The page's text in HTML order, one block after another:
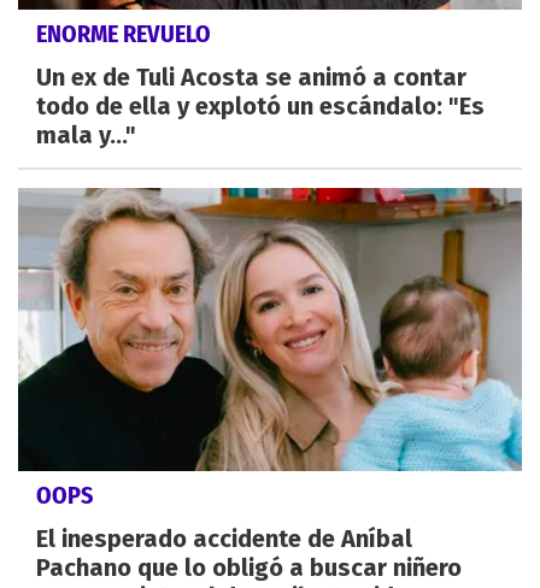
ENORME REVUELO
Un ex de Tuli Acosta se animó a contar
todo de ella y explotó un escándalo: "Es
mala y..."
OOPS
El inesperado accidente de Aníbal
Pachano que lo obligó a buscar niñero